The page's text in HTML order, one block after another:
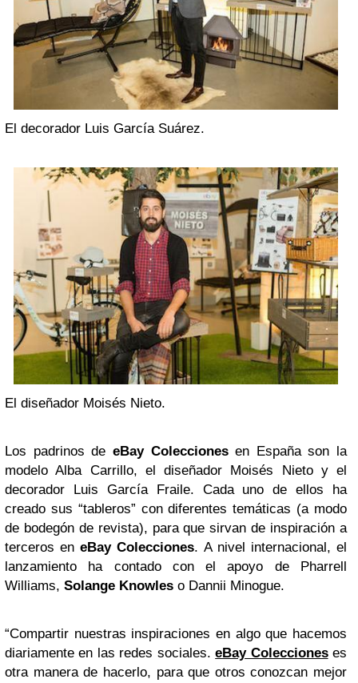
El decorador Luis García Suárez.
El diseñador Moisés Nieto.
Los padrinos de eBay Coleccionesen España son la
modelo Alba Carrillo, el diseñador Moisés Nieto y el
decorador Luis García Fraile. Cada uno de ellos ha
creado sus “tableros” con diferentes temáticas (a modo
de bodegón de revista), para que sirvan de inspiración a
terceros eneBay Colecciones. A nivel internacional, el
lanzamiento ha contado con el apoyo de Pharrell
Williams, Solange Knowles o Dannii Minogue.
“Compartir nuestras inspiraciones en algo que hacemos
diariamente en las redes sociales.eBay Coleccioneses
otra manera de hacerlo, para que otros conozcan mejor